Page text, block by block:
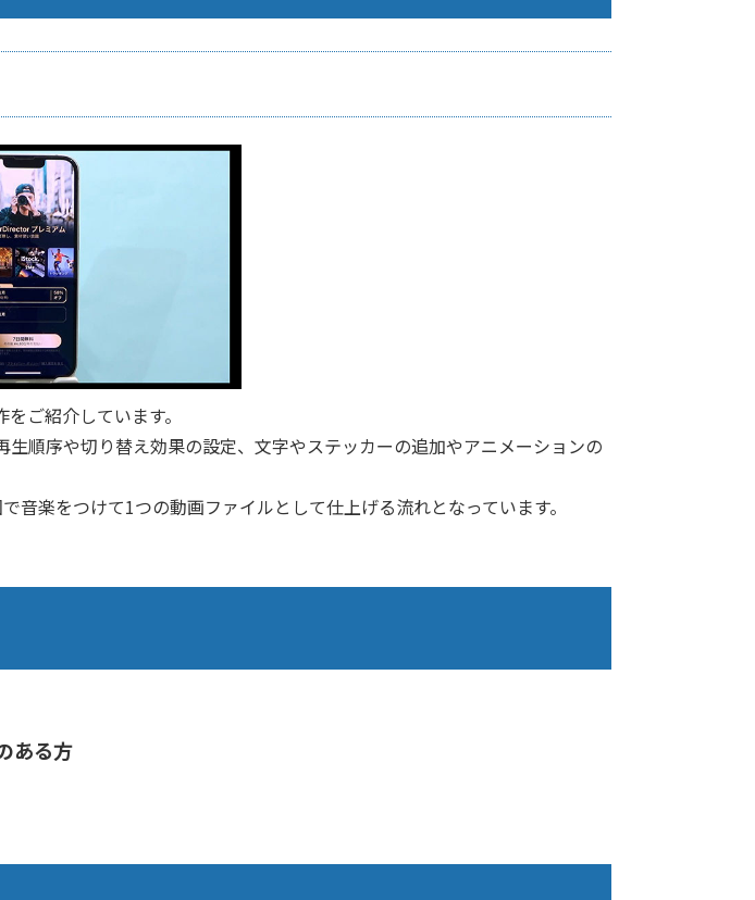
ご紹介しています。
順序や切り替え効果の設定、文字やステッカーの追加やアニメーションの
楽をつけて1つの動画ファイルとして仕上げる流れとなっています。
ある方